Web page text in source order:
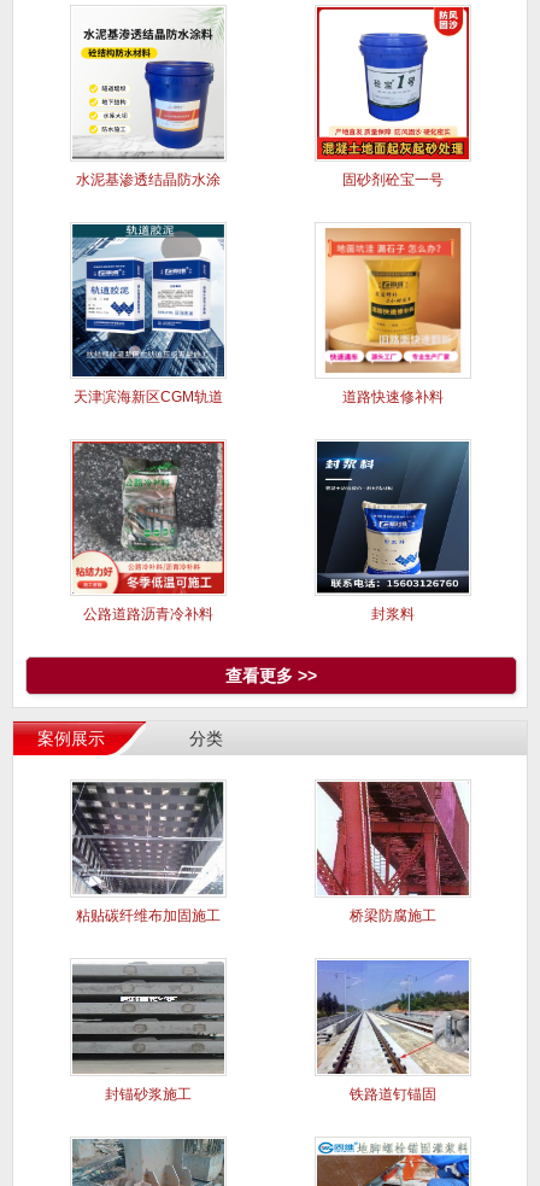
水泥基渗透结晶防水涂 固砂剂砼宝一号
天津滨海新区CGM轨道 道路快速修补料
公路道路沥青冷补料 封浆料
查看更多 >>
案例展示 分类
粘贴碳纤维布加固施工 桥梁防腐施工
封锚砂浆施工 铁路道钉锚固